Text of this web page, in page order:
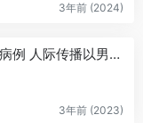
3年前 (2024)
北京发现两例猴痘病例 人际传播以男男性行为人群为主
3年前 (2023)